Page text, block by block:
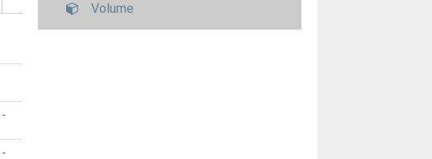
ml
-
-
Volume